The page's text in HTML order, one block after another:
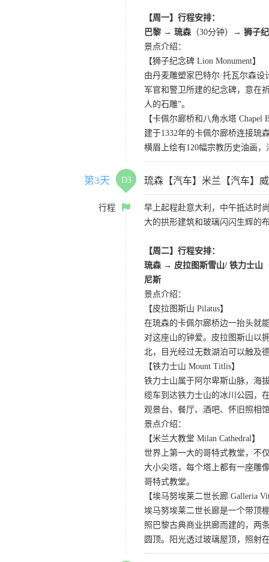
【周一】行程安排：
巴黎 → 琉森 （30分钟）→ 狮子
景点介绍：
【狮子纪念碑 Lion Monument】
由丹麦雕塑家巴特尔·托瓦尔森
军官和警卫所建的纪念碑，意在
人的石雕”。
【卡佩尔廊桥和八角水塔 Chapel
建于1332年的卡佩尔廊桥连接琉
横眉上绘有120幅宗教历史油画
第3天 D3 琉森【汽车】米兰【汽车】
行程
早上起程赴意大利，中午抵达时
大的拱形建筑和玻璃闪闪生辉的
【周二】行程安排：
琉森 → 皮拉图斯雪山/ 铁力士山
尼斯
景点介绍：
【皮拉图斯山 Pilatus】
在琉森的卡佩尔廊桥边一抬头就
对这座山的钟爱。皮拉图斯山以
北，目光经过无数湖泊可以触及
【铁力士山 Mount Titlis】
铁力士山属于阿尔卑斯山脉，海
缆车到达铁力士山的冰川公园，
观景台、餐厅、酒吧、怀旧照相
景点介绍：
【米兰大教堂 Milan Cathedral】
世界上第一大的哥特式教堂，不
大小尖塔，每个塔上都有一座雕
哥特式教堂。
【埃马努埃莱二世长廊 Galleria
埃马努埃莱二世长廊是一个带顶
照巴黎古典商业拱廊而建的，两
圆顶。阳光透过玻璃屋顶，照射